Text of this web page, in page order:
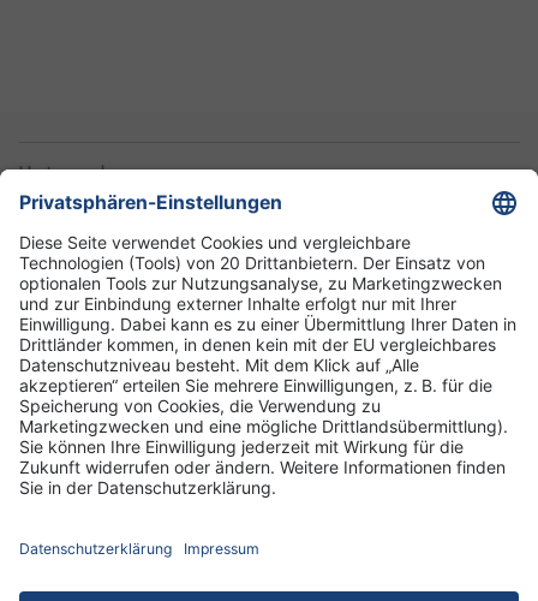
Unternehmen
Informationen
Standorte
DRK-Schwesternschaft Berlin
Impressum
Hausordnung